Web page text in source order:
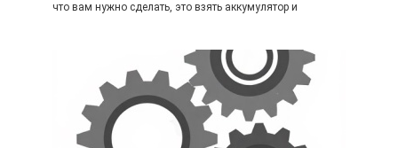
что вам нужно сделать, это взять аккумулятор и